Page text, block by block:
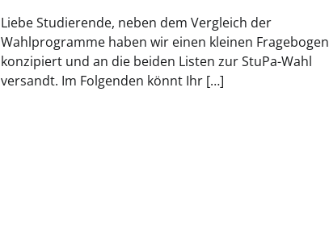
Liebe Studierende, neben dem Vergleich der
Wahlprogramme haben wir einen kleinen Fragebogen
konzipiert und an die beiden Listen zur StuPa-Wahl
versandt. Im Folgenden könnt Ihr […]